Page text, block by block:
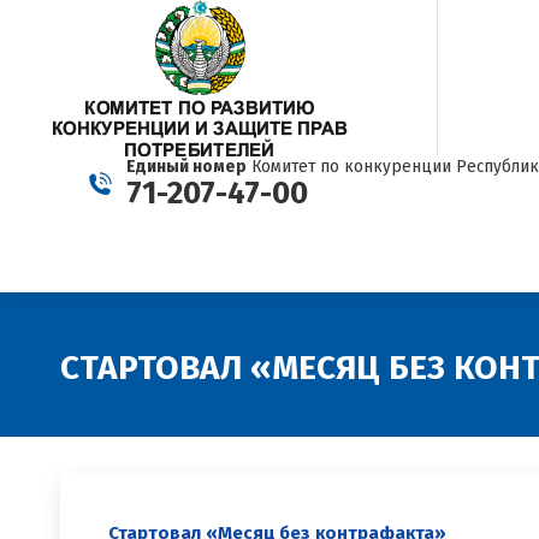
Единый номер Комитет по конкуренции
71-207-47-00
CТАРТОВАЛ «МЕСЯЦ БЕЗ
Стартовал «Месяц без контрафакта»